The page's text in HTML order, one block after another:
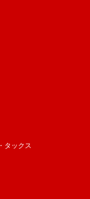
タックス